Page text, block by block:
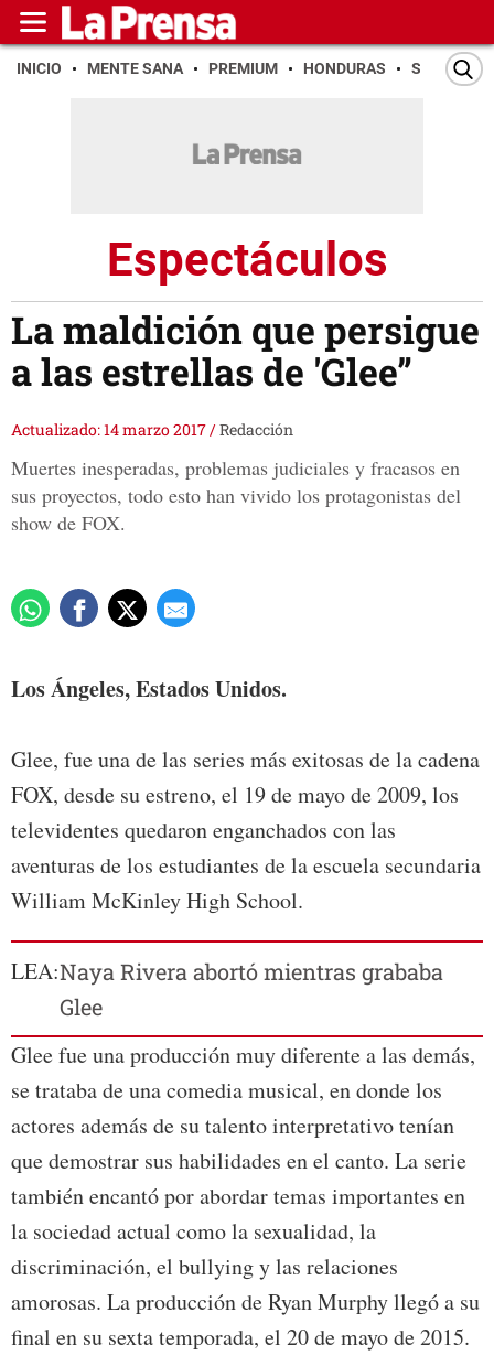
INICIO MENTE SANA PREMIUM HONDURAS SAN PEDRO
Espectáculos
La maldición que persigue
a las estrellas de 'Glee”
Actualizado: 14 marzo 2017/Redacción
Muertes inesperadas, problemas judiciales y fracasos en
sus proyectos, todo esto han vivido los protagonistas del
show de FOX.
Los Ángeles, Estados Unidos.
Glee, fue una de las series más exitosas de la cadena
FOX, desde su estreno, el 19 de mayo de 2009, los
televidentes quedaron enganchados con las
aventuras de los estudiantes de la escuela secundaria
William McKinley High School.
LEA:Naya Rivera abortó mientras grababa
Glee
Glee fue una producción muy diferente a las demás,
se trataba de una comedia musical, en donde los
actores además de su talento interpretativo tenían
que demostrar sus habilidades en el canto. La serie
también encantó por abordar temas importantes en
la sociedad actual como la sexualidad, la
discriminación, el bullying y las relaciones
amorosas. La producción de Ryan Murphy llegó a su
final en su sexta temporada, el 20 de mayo de 2015.